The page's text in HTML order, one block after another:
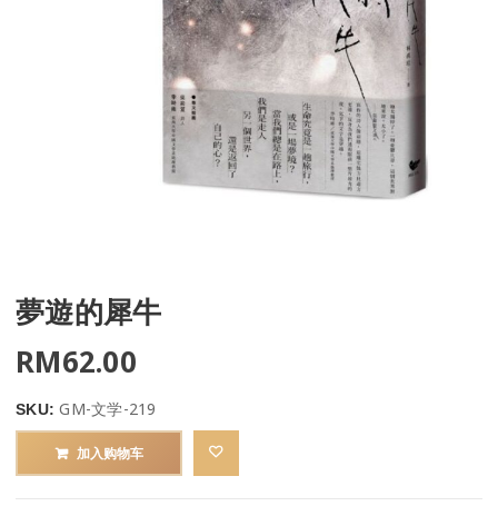
夢遊的犀牛
RM62.00
SKU:GM-文学-219
加入购物车